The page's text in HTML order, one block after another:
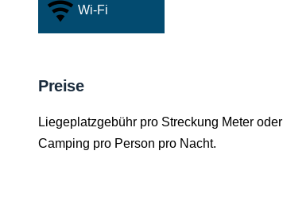
Wi-Fi
Preise
Liegeplatzgebühr pro Streckung Meter oder
Camping pro Person pro Nacht.